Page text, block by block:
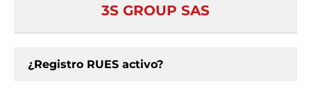
3S GROUP SAS
¿Registro RUES activo?